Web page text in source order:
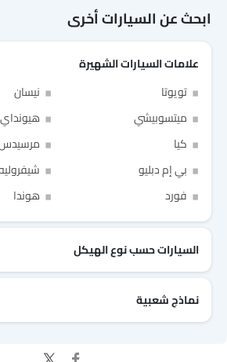
وكلاء جينيسيس في الرياض‎
ابحث عن السيارات أخرى
علامات السيارات الشهيرة
تويوتا
نيسان
ميتسوبيشي
هيونداي
كيا
بي إم دبليو
فورد
هوندا
السيارات حسب نوع الهيكل
نماذج شعبية
to theشروط الاستخدامand سياسة
Link Your Google Account